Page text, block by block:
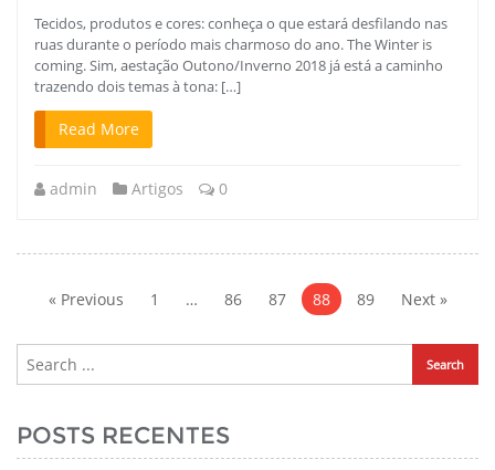
Tecidos, produtos e cores: conheça o que estará desfilando nas
ruas durante o período mais charmoso do ano. The Winter is
coming. Sim, aestação Outono/Inverno 2018 já está a caminho
trazendo dois temas à tona: […]
Read More
admin Artigos 0
por« Previous 1 … 86 87 88 89 Next »
POSTS RECENTES